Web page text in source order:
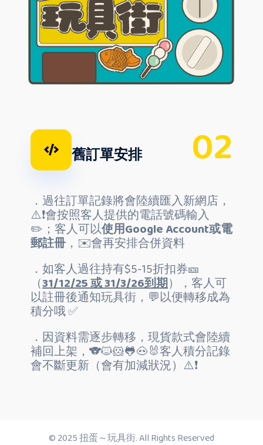
舊訂單安排 02
．過往訂單記錄將會陸續匯入新網店，
⚠️❗️會按照客人提供的電話號碼輸入
✏️；客人可以使用Google Account或電
郵註冊 ，✉️會再安排合併資料
．如客人過往持有$5-15折扣券🎫
（31/12/25 或 31/3/26到期），客人可
以註冊後通知玩具街，💬以便轉移成為
積分哦 ✅
．因資料需逐步轉移，現貨款式會陸續
補回上架，🐨🐱🐹🐸🐽🐰客人積分記錄
會不斷更新（會有加減狀況）⚠️❗️
© 2025 扭蛋～玩具街. All Rights Reserved